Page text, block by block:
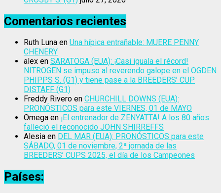
Comentarios recientes
Ruth Luna en Una hípica entrañable: MUERE PENNY
CHENERY
alex en SARATOGA (EUA): ¡Casi iguala el récord!
NITROGEN se impuso al reverendo galope en el OGDEN
PHIPPS S. (G1) y tiene pase a la BREEDERS’ CUP
DISTAFF (G1)
Freddy Rivero en CHURCHILL DOWNS (EUA):
PRONÓSTICOS para este VIERNES, 01 de MAYO
Omega en ¡El entrenador de ZENYATTA! A los 80 años
falleció el reconocido JOHN SHIRREFFS
Alesia en DEL MAR (EUA): PRONÓSTICOS para este
SÁBADO, 01 de noviembre, 2ª jornada de las
BREEDERS’ CUPS 2025, el día de los Campeones
Países: